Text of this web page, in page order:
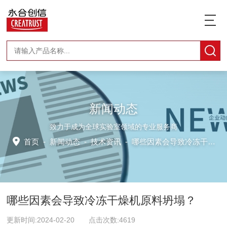
新闻动态
致力于成为全球实验室领域的专业服务商
首页 - 新闻动态-技术资讯 -哪些因素会导致冷冻干燥机原料坍塌？
哪些因素会导致冷冻干燥机原料坍塌？
更新时间:2024-02-20 点击次数:4619